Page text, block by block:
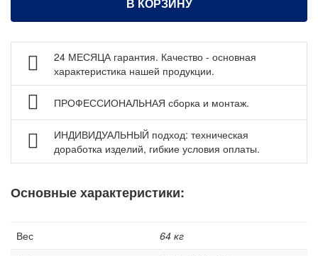
Аксессуары и фурнитура для шкафов
Комплектующие гардеробных шкафов COMFORT ДВК
Нестандартные шкафы
Сейфы
Рабочие стулья
Тележки ручные для перевозки грузов
Колеса и колесные опоры
Контейнеры производственные
Нестандартные изделия
В КОРЗИНУ
24 МЕСЯЦА гарантия. Качество - основная
характеристика нашей продукции.
ПРОФЕССИОНАЛЬНАЯ сборка и монтаж.
ИНДИВИДУАЛЬНЫЙ подход: техническая
доработка изделий, гибкие условия оплаты.
Основные характеристики:
Вес
64 кг